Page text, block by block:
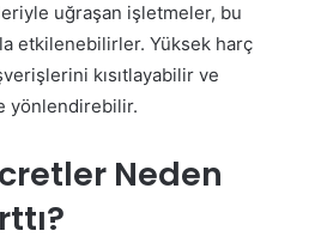
uğraşan işletmeler, bu
etkilenebilirler. Yüksek harç
kısıtlayabilir ve
yönlendirebilir.
Neden